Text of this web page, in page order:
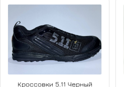
Кроссовки 5.11 Черный